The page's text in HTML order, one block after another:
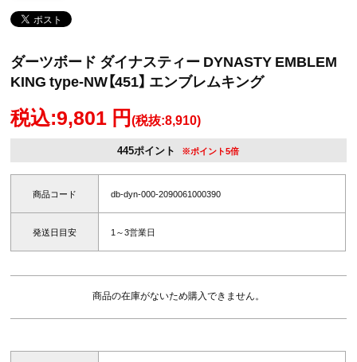
ダーツボード ダイナスティー DYNASTY EMBLEM
KING type-NW【451】 エンブレムキング
税込:9,801 円(税抜:8,910)
445ポイント ※ポイント5倍
商品コード db-dyn-000-2090061000390
発送日目安 1～3営業日
商品の在庫がないため購入できません。